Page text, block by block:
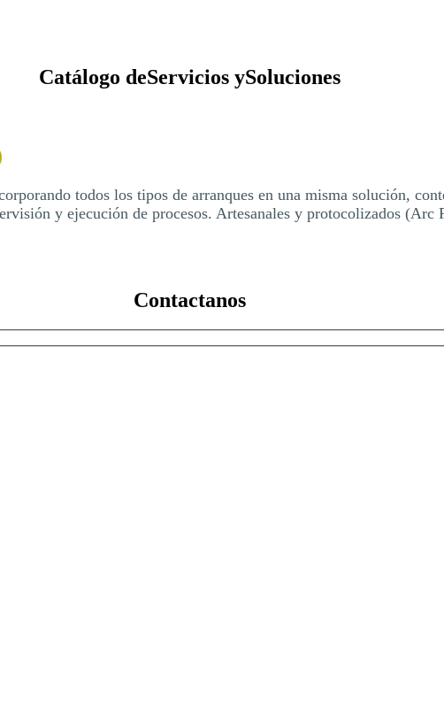
Catálogo deServicios ySoluciones
todos los tipos de arranques en una misma solución,
y ejecución de procesos. Artesanales y protocolizados (Arc
Contactanos